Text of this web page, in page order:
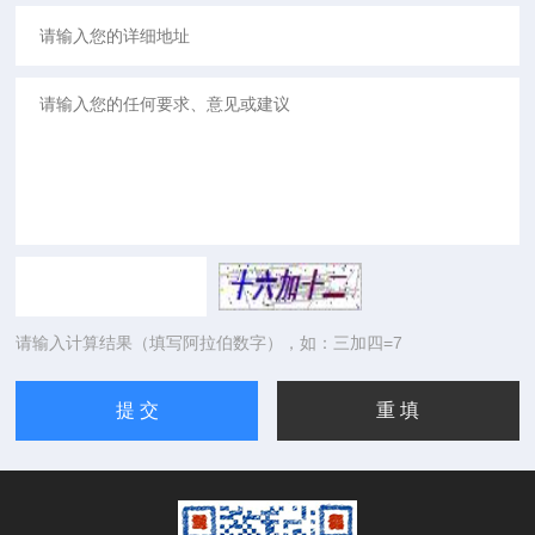
请输入计算结果（填写阿拉伯数字），如：三加四=7